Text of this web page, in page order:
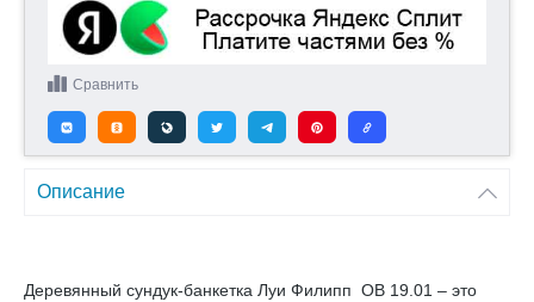
Сравнить
Описание
Деревянный сундук-банкетка Луи Филипп ОВ 19.01 – это